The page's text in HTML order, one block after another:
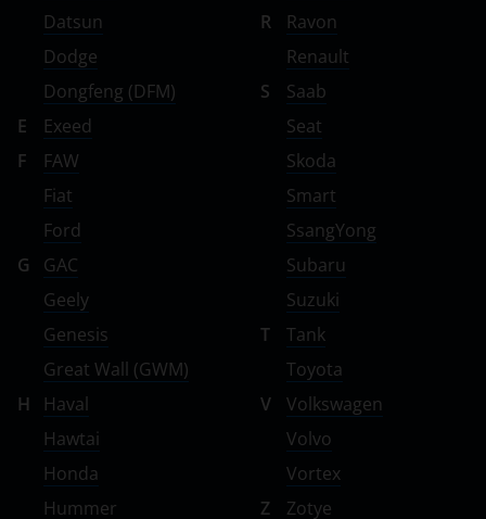
Datsun
Dodge
Dongfeng (DFM)
E
Exeed
F
FAW
Fiat
Ford
G
GAC
Geely
Genesis
Great Wall (GWM)
H
Haval
Hawtai
Honda
Hummer
R
Ravon
Renault
S
Saab
Seat
Skoda
Smart
SsangYong
Subaru
Suzuki
T
Tank
Toyota
V
Volkswagen
Volvo
Vortex
Z
Zotye